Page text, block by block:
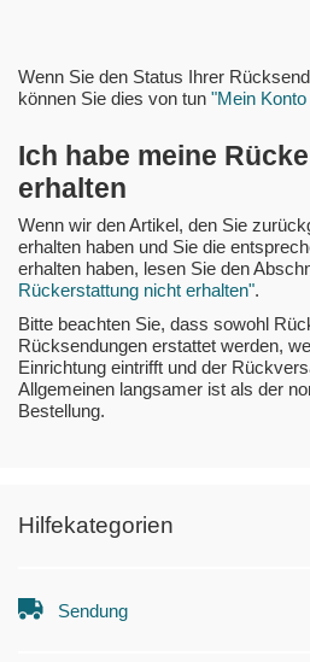
Wenn Sie den Status Ihrer
können Sie dies von tun "Mein
Ich habe meine
erhalten
Wenn wir den Artikel, den Sie
erhalten haben und Sie die
erhalten haben, lesen Sie den
Rückerstattung nicht erhalten".
Bitte beachten Sie, dass sowohl
Rücksendungen erstattet werden,
Einrichtung eintrifft und der
Allgemeinen langsamer ist als der
Bestellung.
Hilfekategorien
Sendung